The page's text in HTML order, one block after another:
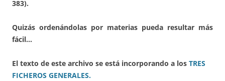
383).
Quizás ordenándolas por materias pueda resultar más
fácil…
El texto de este archivo se está incorporando a los TRES
FICHEROS GENERALES.